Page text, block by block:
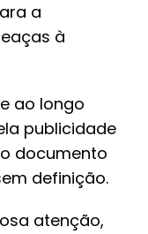
a
à
ao longo
publicidade
documento
definição.
atenção,